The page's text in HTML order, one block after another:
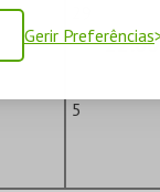
Gerir Preferências
22:00
5